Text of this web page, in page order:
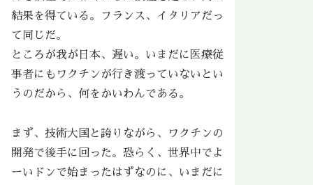
結果を得ている。フランス、イタリアだっ
て同じだ。
ところが我が日本、遅い。いまだに医療従
事者にもワクチンが行き渡っていないとい
うのだから、何をかいわんである。
まず、技術大国と誇りながら、ワクチンの
開発で後手に回った。恐らく、世界中でよ
ーいドンで始まったはずなのに、いまだに